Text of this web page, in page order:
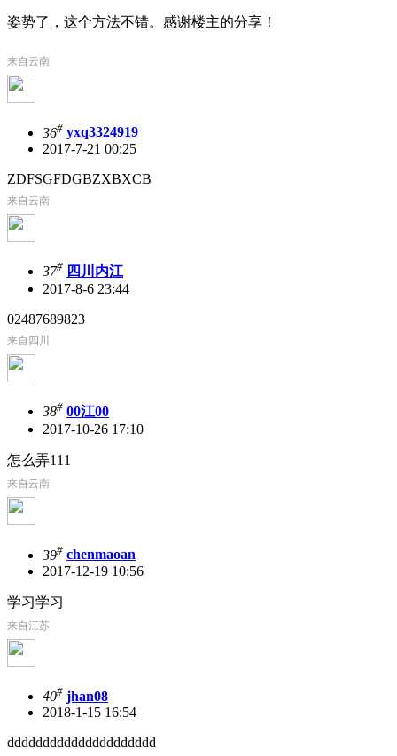
姿势了，这个方法不错。感谢楼主的分享！
来自云南
36# yxq3324919
2017-7-21 00:25
ZDFSGFDGBZXBXCB
来自云南
37# 四川内江
2017-8-6 23:44
02487689823
来自四川
38# 00江00
2017-10-26 17:10
怎么弄111
来自云南
39# chenmaoan
2017-12-19 10:56
学习学习
来自江苏
40# jhan08
2018-1-15 16:54
ddddddddddddddddddddd